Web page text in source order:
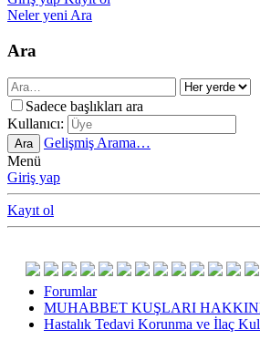
Neler yeni Ara
Ara
Sadece başlıkları ara
Kullanıcı:
Ara
Gelişmiş Arama…
Menü
Giriş yap
Kayıt ol
Forumlar
MUHABBET KUŞLARI
Hastalık Tedavi Korunma ve İlaç